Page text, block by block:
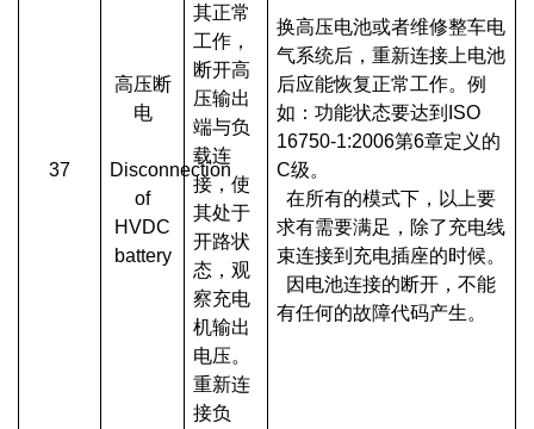
37
高压断
电
Disconnection
of
HVDC
battery
其正常
工作，
断开高
压输出
端与负
载连
接，使
其处于
开路状
态，观
察充电
机输出
电压。
重新连
接负
换高压电池或者维修整车电
气系统后，重新连接上电池
后应能恢复正常工作。例
如：功能状态要达到ISO
16750-1:2006第6章定义的
C级。
在所有的模式下，以上要
求有需要满足，除了充电线
束连接到充电插座的时候。
因电池连接的断开，不能
有任何的故障代码产生。